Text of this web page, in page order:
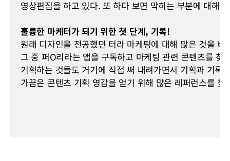
영상편집을 하고 있다. 또 하다 보면 막히는 부분에 대해
훌륭한 마케터가 되기 위한 첫 단계, 기록!
원래 디자인을 전공했던 터라 마케팅에 대해 많은 것을
그 중 퍼O리라는 앱을 구독하고 마케팅 관련 콘텐츠를
기획하는 것들도 거기에 직접 써 내려가면서 기획과 기
가끔은 콘텐츠 기획 영감을 얻기 위해 많은 레퍼런스를